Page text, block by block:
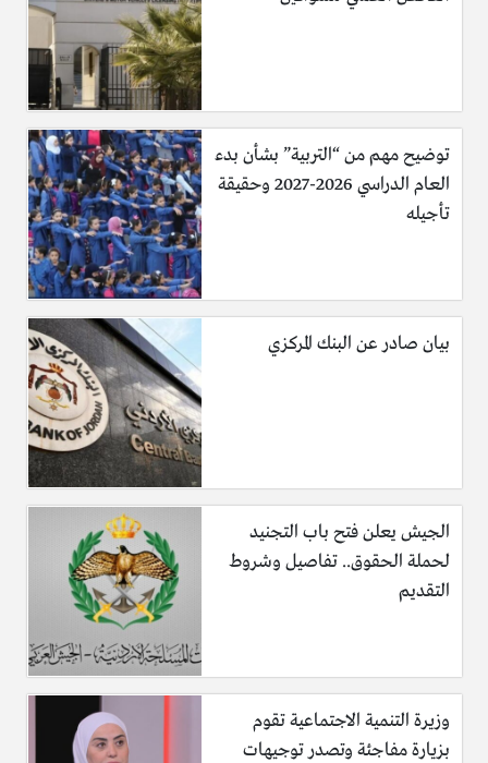
توضيح مهم من “التربية” بشأن بدء
العام الدراسي 2026-2027 وحقيقة
تأجيله
بيان صادر عن البنك المركزي
الجيش يعلن فتح باب التجنيد
لحملة الحقوق.. تفاصيل وشروط
التقديم
وزيرة التنمية الاجتماعية تقوم
بزيارة مفاجئة وتصدر توجيهات